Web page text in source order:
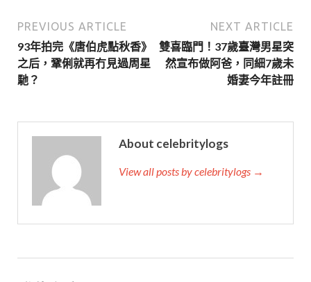
PREVIOUS ARTICLE
93年拍完《唐伯虎點秋香》
之后，鞏俐就再冇見過周星
馳？
NEXT ARTICLE
雙喜臨門！37歲臺灣男星突
然宣布做阿爸，同細7歲未
婚妻今年註冊
About celebritylogs
View all posts by celebritylogs →